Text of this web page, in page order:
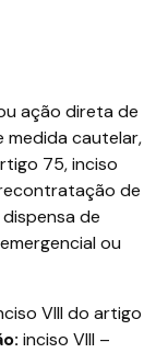
ação direta de
medida cautelar,
75, inciso
recontratação de
de
ou
VIII do artigo
inciso VIII –